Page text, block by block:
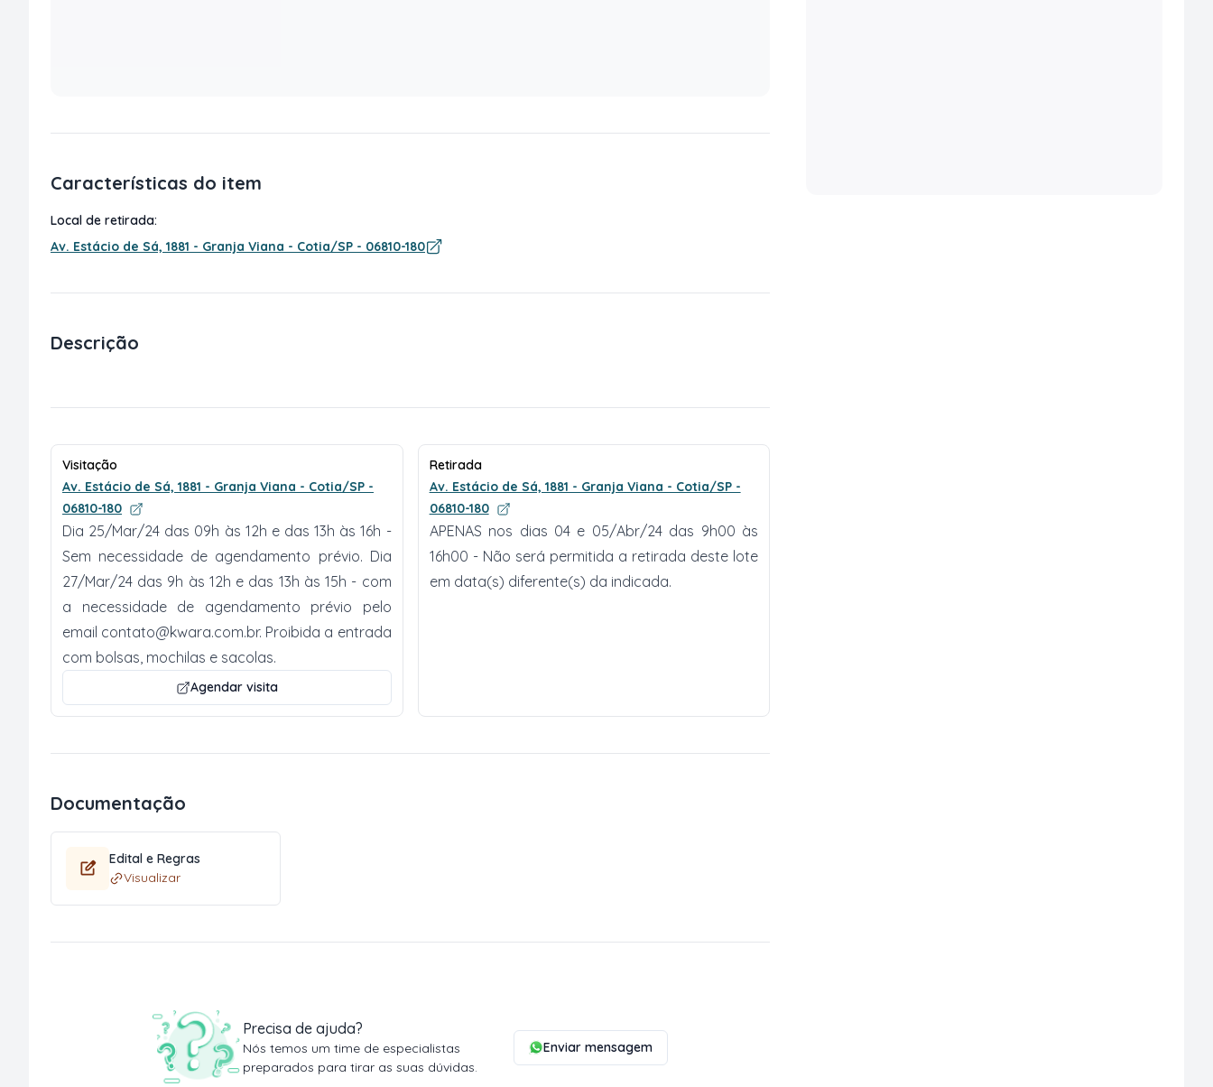
Características do item
Local de retirada:
Av. Estácio de Sá, 1881 - Granja Viana - Cotia/SP - 06810-180
Descrição
Visitação
Av. Estácio de Sá, 1881 - Granja Viana - Cotia/SP -
06810-180
Dia 25/Mar/24 das 09h às 12h e das 13h às 16h -
Sem necessidade de agendamento prévio. Dia
27/Mar/24 das 9h às 12h e das 13h às 15h - com
a necessidade de agendamento prévio pelo
email contato@kwara.com.br. Proibida a entrada
com bolsas, mochilas e sacolas.
Agendar visita
Retirada
Av. Estácio de Sá, 1881 - Granja Viana - Cotia/SP -
06810-180
APENAS nos dias 04 e 05/Abr/24 das 9h00 às
16h00 - Não será permitida a retirada deste lote
em data(s) diferente(s) da indicada.
Documentação
Edital e Regras
Visualizar
Precisa de ajuda?
Nós temos um time de especialistas
preparados para tirar as suas dúvidas.
Enviar mensagem